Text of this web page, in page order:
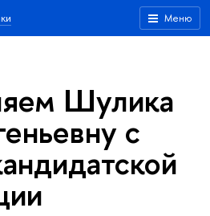
Меню
Шулика
с